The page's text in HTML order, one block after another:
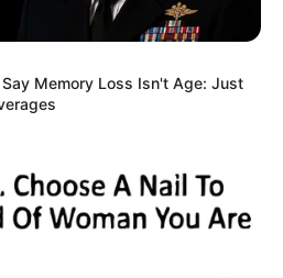
Memory Loss Isn't Age: Just